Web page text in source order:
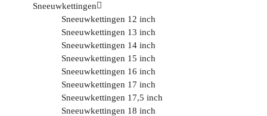
Sneeuwkettingen
Sneeuwkettingen 12 inch
Sneeuwkettingen 13 inch
Sneeuwkettingen 14 inch
Sneeuwkettingen 15 inch
Sneeuwkettingen 16 inch
Sneeuwkettingen 17 inch
Sneeuwkettingen 17,5 inch
Sneeuwkettingen 18 inch